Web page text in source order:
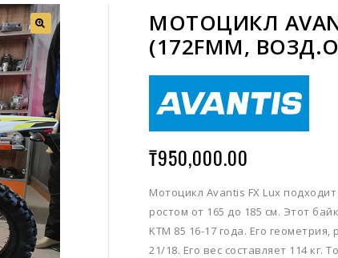
МОТОЦИКЛ
(172FMM,
₸950,000.00
Мотоцикл Avantis FX Lux
ростом от 165 до 185 см. Этот
KTM 85 16-17 года. Его
21/18. Его вес составляет 114